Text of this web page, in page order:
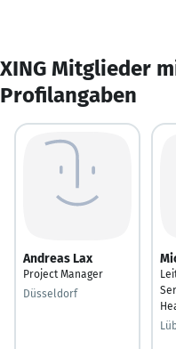
XING Mitglieder
Profilangaben
Andreas Lax
Project Manager
Düsseldorf